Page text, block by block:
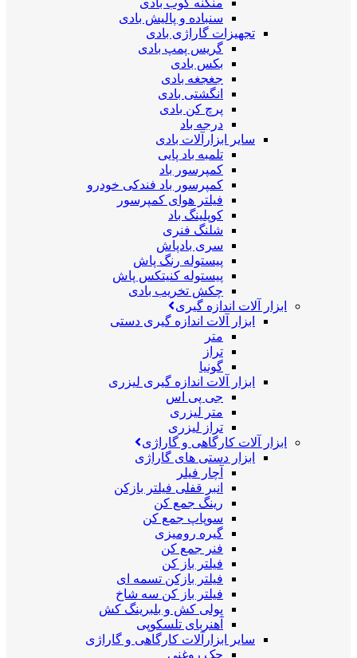
منگنه کوب بادی
سنباده و پالیش بادی
تجهیزات گاراژی بادی
گریس پمپ بادی
بکس بادی
جغجغه بادی
انگشتی بادی
پرچ کن بادی
درجه باد
سایر ابزارآلات بادی
تلمبه باد پایی
کمپرسور باد
کمپرسور باد فندکی خودرو
فیلتر هوای کمپرسور
کوپلینگ باد
شلنگ فنری
سری بادپاش
پیستوله رنگ پاش
پیستوله کنیتکس پاش
چکش تخریب بادی
ابزار آلات اندازه گیری
ابزار آلات اندازه گیری دستی
متر
تراز
گونیا
ابزار آلات اندازه گیری لیزری
جی پی اس
متر لیزری
تراز لیزری
ابزار آلات کارگاهی و گاراژی
ابزار دستی های گاراژی
آچار فیلر
انبر قفلی فیلتر بازکن
رینگ جمع کن
سوپاپ جمع کن
گیره رومیزی
فنر جمع کن
فیلتر باز کن
فیلتر بازکن تسمه ای
فیلتر باز کن سه شاخ
پولی کش و بلبرینگ کش
آهنربای تلسکوپی
سایر ابزارآلات کارگاهی و گاراژی
جک روغنی